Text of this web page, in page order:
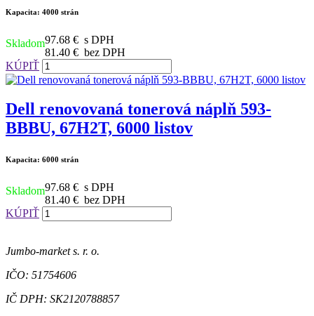
Kapacita: 4000 strán
Skladom97.68 € s DPH
81.40 € bez DPH
KÚPIŤ
Dell renovovaná tonerová náplň 593-
BBBU, 67H2T, 6000 listov
Kapacita: 6000 strán
Skladom97.68 € s DPH
81.40 € bez DPH
KÚPIŤ
Jumbo-market s. r. o.
IČO: 51754606
IČ DPH: SK2120788857